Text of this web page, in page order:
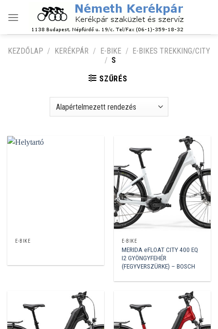
KEZDŐLAP / KERÉKPÁR / E-BIKE / E-BIKES TREKKING/CITY
/ S
SZŰRÉS
E-BIKE E-BIKE
MERIDA eFLOAT CITY 400 EQ
I2 GYÖNGYFEHÉR
(FEGYVERSZÜRKE) – BOSCH